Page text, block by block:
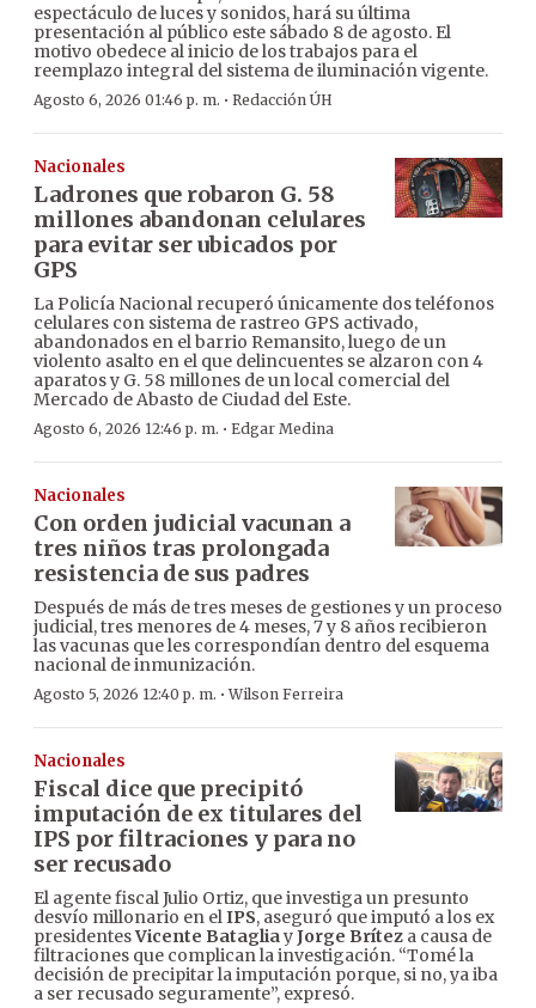
espectáculo de luces y sonidos, hará su última
presentación al público este sábado 8 de agosto. El
motivo obedece al inicio de los trabajos para el
reemplazo integral del sistema de iluminación vigente.
Agosto 6, 2026 01:46 p. m. · Redacción ÚH
Nacionales
Ladrones que robaron G. 58
millones abandonan celulares
para evitar ser ubicados por
GPS
La Policía Nacional recuperó únicamente dos teléfonos
celulares con sistema de rastreo GPS activado,
abandonados en el barrio Remansito, luego de un
violento asalto en el que delincuentes se alzaron con 4
aparatos y G. 58 millones de un local comercial del
Mercado de Abasto de Ciudad del Este.
Agosto 6, 2026 12:46 p. m. · Edgar Medina
Nacionales
Con orden judicial vacunan a
tres niños tras prolongada
resistencia de sus padres
Después de más de tres meses de gestiones y un proceso
judicial, tres menores de 4 meses, 7 y 8 años recibieron
las vacunas que les correspondían dentro del esquema
nacional de inmunización.
Agosto 5, 2026 12:40 p. m. ·Wilson Ferreira
Nacionales
Fiscal dice que precipitó
imputación de ex titulares del
IPS por filtraciones y para no
ser recusado
El agente fiscal Julio Ortiz, que investiga un presunto
desvío millonario en elIPS, aseguró que imputó a los ex
presidentesVicente BatagliayJorge Brítez a causa de
filtraciones que complican la investigación. “Tomé la
decisión de precipitar la imputación porque, si no, ya iba
a ser recusado seguramente”, expresó.